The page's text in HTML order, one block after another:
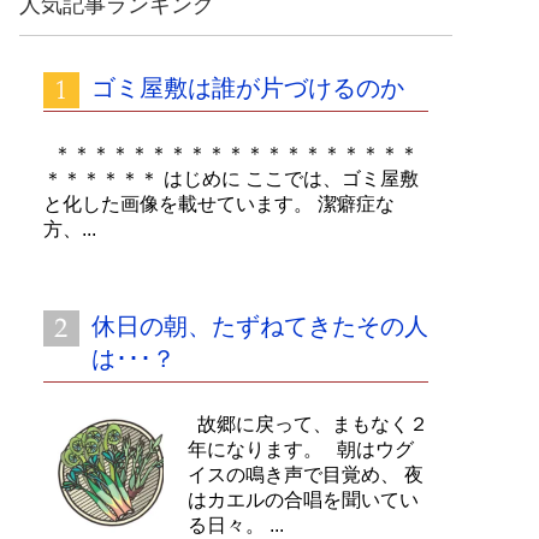
イ
ブ
人気記事ランキング
ゴミ屋敷は誰が片づけるのか
＊＊＊＊＊＊＊＊＊＊＊＊＊＊＊＊＊＊＊
＊＊＊＊＊＊ はじめに ここでは、ゴミ屋敷
と化した画像を載せています。 潔癖症な
方、...
休日の朝、たずねてきたその人
は･･･？
故郷に戻って、まもなく２
年になります。 朝はウグ
イスの鳴き声で目覚め、 夜
はカエルの合唱を聞いてい
る日々。 ...